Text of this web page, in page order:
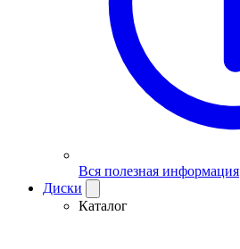
Вся полезная информация
Диски
Каталог